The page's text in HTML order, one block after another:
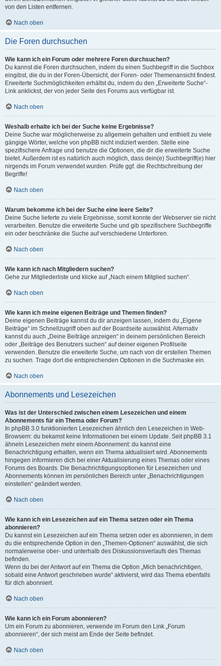
von den Listen entfernen.
Nach oben
Die Foren durchsuchen
Wie kann ich ein Forum oder mehrere Foren durchsuchen?
Du kannst die Foren durchsuchen, indem du einen Suchbegriff in die Suchbox
eingibst, die du in der Foren-Übersicht, der Foren- oder Themenansicht findest.
Erweiterte Suchmöglichkeiten erhältst du, indem du den „Erweiterte Suche“-
Link anklickst, der von jeder Seite des Forums aus verfügbar ist.
Nach oben
Weshalb erhalte ich bei der Suche keine Ergebnisse?
Deine Suche war möglicherweise zu allgemein gehalten und enthielt zu viele
gängige Wörter, welche von phpBB nicht indiziert werden. Stelle eine
spezifischere Anfrage und benutze die Optionen, die dir die erweiterte Suche
bietet. Außerdem ist es natürlich auch möglich, dass dein(e) Suchbegriff(e) hier
nirgends im Forum verwendet wurden. Prüfe ggf. die Rechtschreibung der
Begriffe!
Nach oben
Warum bekomme ich bei der Suche eine leere Seite?
Deine Suche lieferte zu viele Ergebnisse, somit konnte der Webserver sie nicht
verarbeiten. Benutze die erweiterte Suche und gib spezifischere Suchbegriffe
ein oder beschränke die Suche auf verschiedene Unterforen.
Nach oben
Wie kann ich nach Mitgliedern suchen?
Gehe zur Mitgliederliste und klicke auf „Nach einem Mitglied suchen“.
Nach oben
Wie kann ich meine eigenen Beiträge und Themen finden?
Deine eigenen Beiträge kannst du dir anzeigen lassen, indem du „Eigene
Beiträge“ im Schnellzugriff oben auf der Boardseite auswählst. Alternativ
kannst du auch „Deine Beiträge anzeigen“ in deinem persönlichen Bereich
oder „Beiträge des Benutzers suchen“ auf deiner eigenen Profilseite
verwenden. Benutze die erweiterte Suche, um nach von dir erstellen Themen
zu suchen. Trage dort die entsprechenden Optionen in die Suchmaske ein.
Nach oben
Abonnements und Lesezeichen
Was ist der Unterschied zwischen einem Lesezeichen und einem
Abonnements für ein Thema oder Forum?
In phpBB 3.0 funktionierten Lesezeichen ähnlich den Lesezeichen in Web-
Browsern: du bekamst keine Informationen bei einem Update. Seit phpBB 3.1
ähneln Lesezeichen mehr einem Abonnement: du kannst eine
Benachrichtigung erhalten, wenn ein Thema aktualisiert wird. Abonnements
hingegen informieren dich bei einer Aktualisierung eines Themas oder eines
Forums des Boards. Die Benachrichtigungsoptionen für Lesezeichen und
Abonnements können im persönlichen Bereich unter „Benachrichtigungen
einstellen“ geändert werden.
Nach oben
Wie kann ich ein Lesezeichen auf ein Thema setzen oder ein Thema
abonnieren?
Du kannst ein Lesezeichen auf ein Thema setzen oder es abonnieren, in dem
du die entsprechende Option in den „Themen-Optionen“ auswählst, die sich
normalerweise ober- und unterhalb des Diskussionsverlaufs des Themas
befinden.
Wenn du bei der Antwort auf ein Thema die Option „Mich benachrichtigen,
sobald eine Antwort geschrieben wurde“ aktivierst, wird das Thema ebenfalls
für dich abonniert.
Nach oben
Wie kann ich ein Forum abonnieren?
Um ein Forum zu abonnieren, verwende im Forum den Link „Forum
abonnieren“, der sich meist am Ende der Seite befindet.
Nach oben